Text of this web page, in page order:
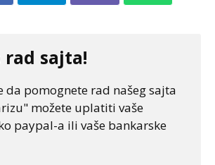
rad sajta!
da pomognete rad našeg sajta
možete uplatiti vaše
paypal-a ili vaše bankarske